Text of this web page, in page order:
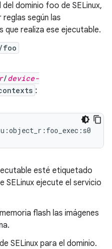
dominio foo de SELinux,
según las
que realiza ese ejecutable.
foo
/device-
:
esté etiquetado
SELinux ejecute el servicio
flash las imágenes
SELinux para el dominio.